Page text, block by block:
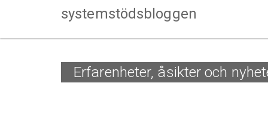
systemstödsbloggen
Erfarenheter, åsikter och